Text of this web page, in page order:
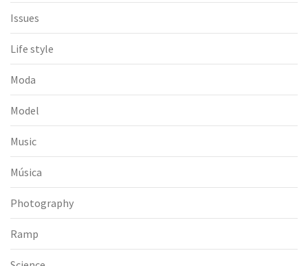
Issues
Life style
Moda
Model
Music
Música
Photography
Ramp